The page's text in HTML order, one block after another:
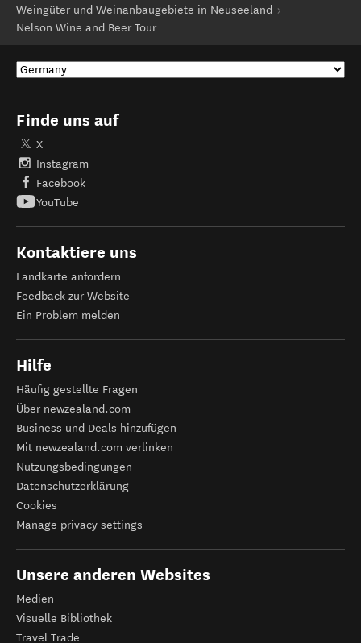
Weingüter und Weinanbaugebiete in Neuseeland
Nelson Wine and Beer Tour
Finde uns auf
X
Instagram
Facebook
YouTube
Kontaktiere uns
Landkarte anfordern
Feedback zur Website
Ein Problem melden
Hilfe
Häufig gestellte Fragen
Über newzealand.com
Business und Deals hinzufügen
Mit newzealand.com verlinken
Nutzungsbedingungen
Datenschutzerklärung
Cookies
Manage privacy settings
Unsere anderen Websites
Medien
Visuelle Bibliothek
Travel Trade